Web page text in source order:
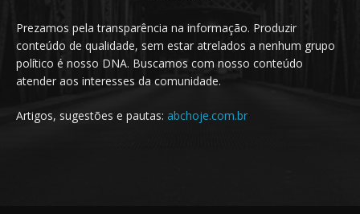
Prezamos pela transparência na informação. Produzir
conteúdo de qualidade, sem estar atrelados a nenhum grupo
político é nosso DNA. Buscamos com nosso conteúdo
atender aos interesses da comunidade.
Artigos, sugestões e pautas: abchoje.com.br